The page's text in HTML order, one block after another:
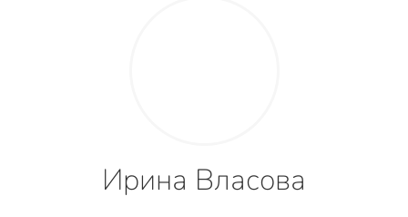
Ирина Власова